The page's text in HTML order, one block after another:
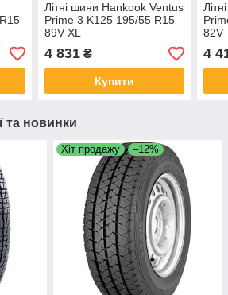
Літні шини Hankook Ventus
Prime 3 K125 195/55 R15
89V XL
4 831₴
Купити
82V
4
та новинки
Хіт продажу –12%